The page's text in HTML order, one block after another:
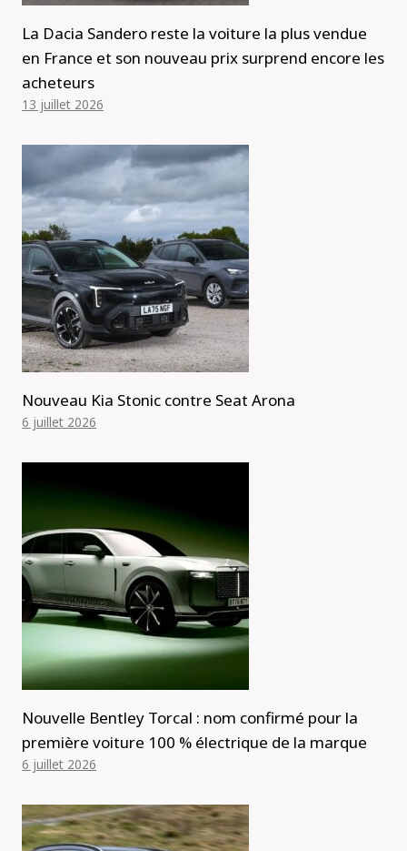
La Dacia Sandero reste la voiture la plus vendue
en France et son nouveau prix surprend encore les
acheteurs
13 juillet 2026
Nouveau Kia Stonic contre Seat Arona
6 juillet 2026
Nouvelle Bentley Torcal : nom confirmé pour la
première voiture 100 % électrique de la marque
6 juillet 2026